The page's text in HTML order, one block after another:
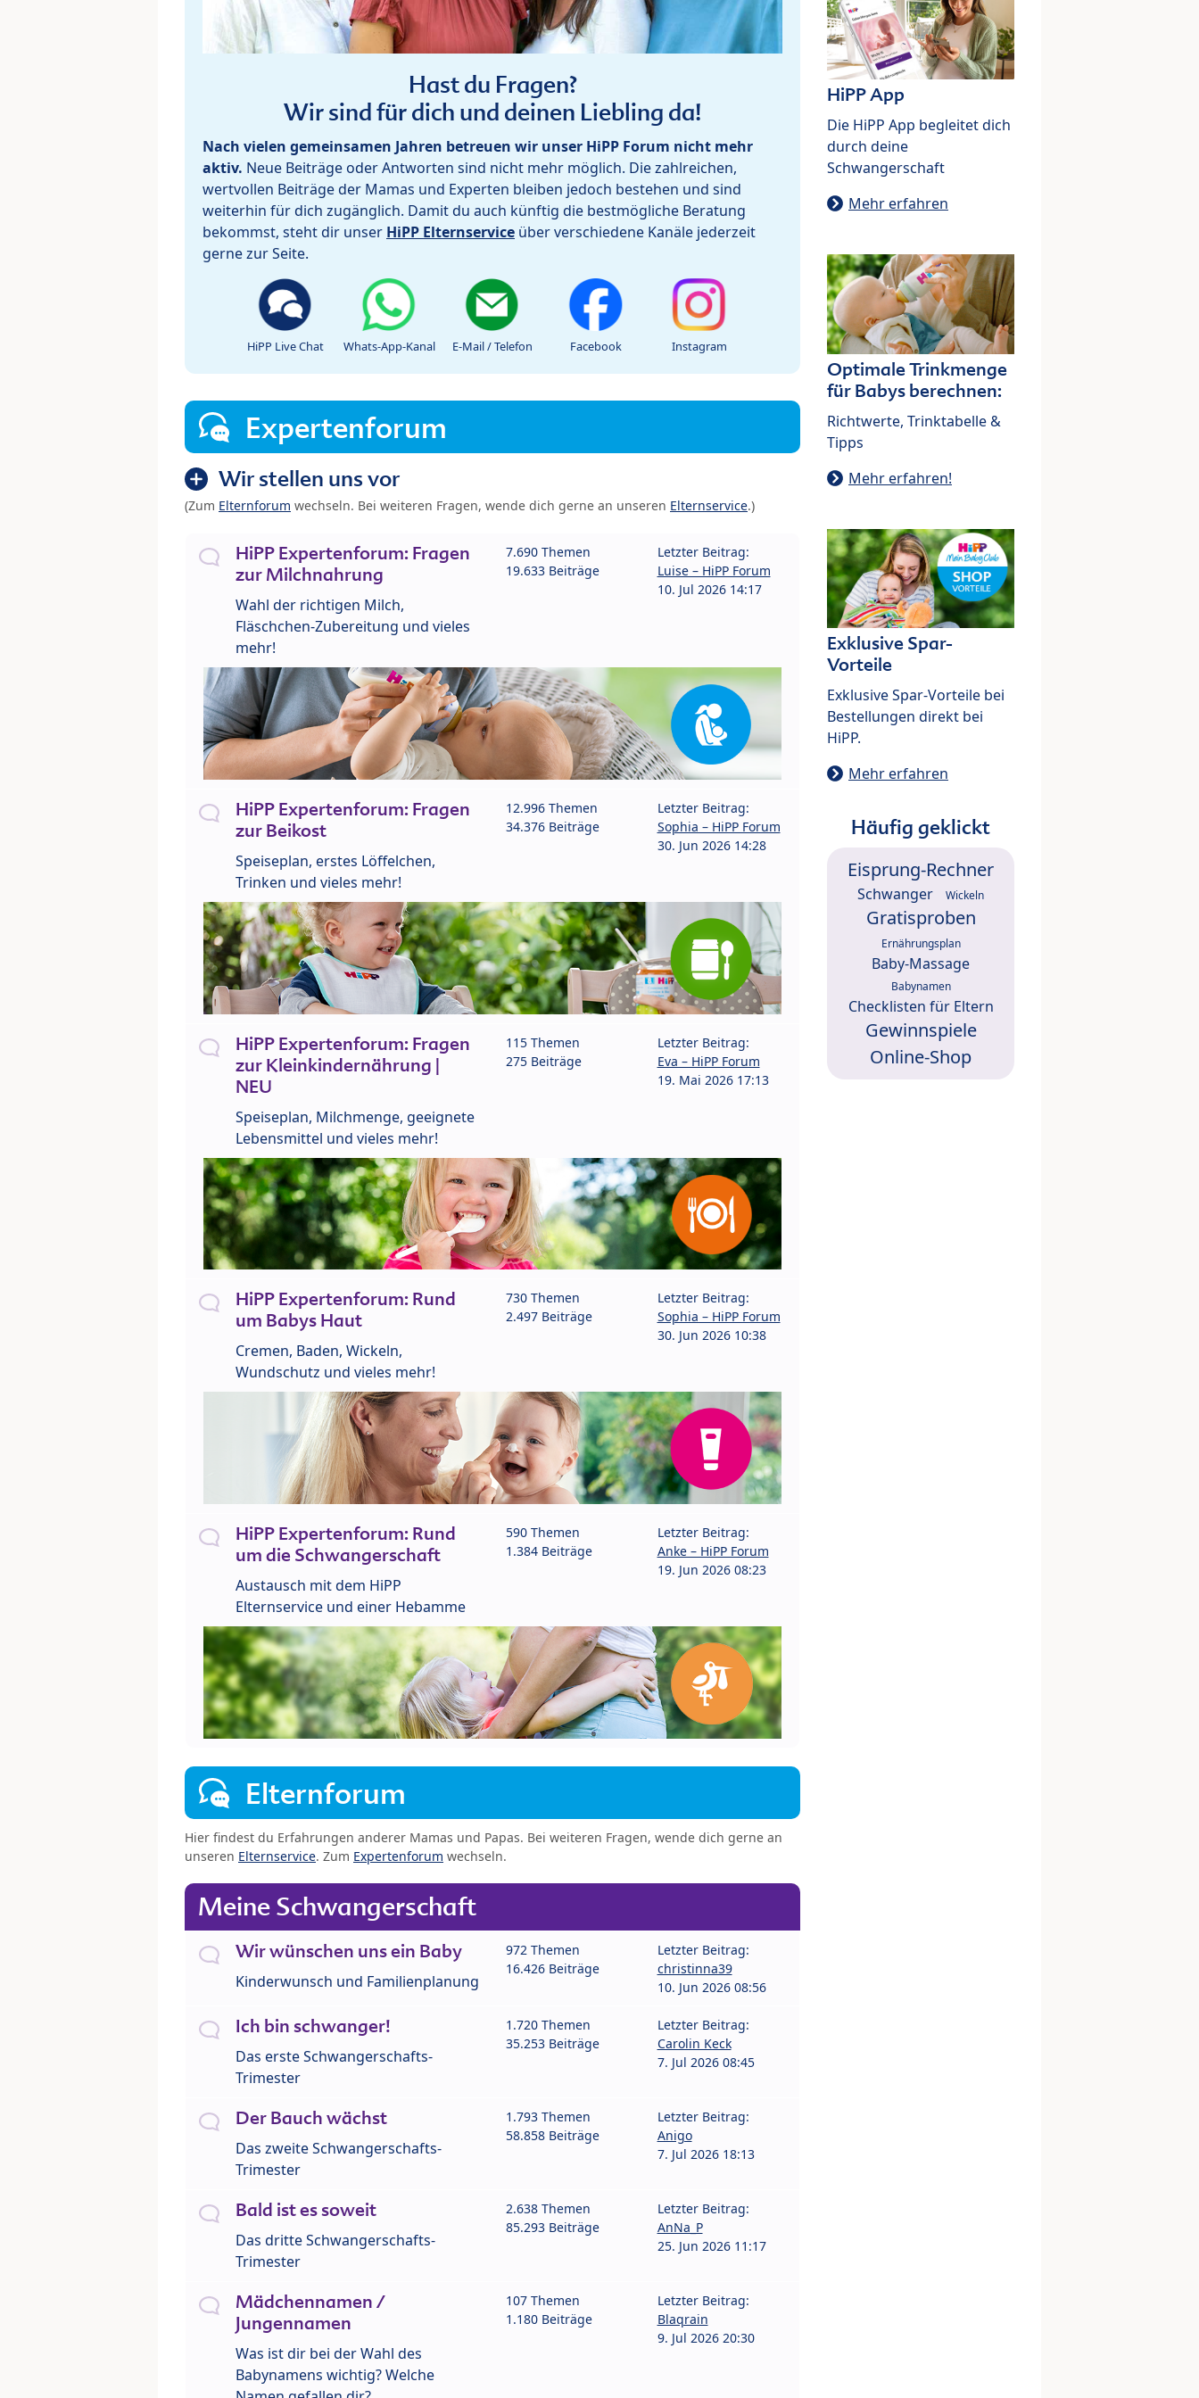
Hast du Fragen?
Wir sind für dich und deinen Liebling da!
Nach vielen gemeinsamen Jahren betreuen wir unser HiPP Forum nicht mehr
aktiv. Neue Beiträge oder Antworten sind nicht mehr möglich. Die zahlreichen,
wertvollen Beiträge der Mamas und Experten bleiben jedoch bestehen und sind
weiterhin für dich zugänglich. Damit du auch künftig die bestmögliche Beratung
bekommst, steht dir unser HiPP Elternservice über verschiedene Kanäle jederzeit
gerne zur Seite.
HiPP Live Chat Whats-App-Kanal E-Mail / Telefon Facebook Instagram
Expertenforum
Wir stellen uns vor
(Zum Elternforum wechseln. Bei weiteren Fragen, wende dich gerne an unseren Elternservice.)
HiPP Expertenforum: Fragen
zur Milchnahrung
Wahl der richtigen Milch,
Fläschchen-Zubereitung und vieles
mehr!
7.690 Themen
19.633 Beiträge
Letzter Beitrag:
Luise – HiPP Forum
10. Jul 2026 14:17
HiPP Expertenforum: Fragen
zur Beikost
Speiseplan, erstes Löffelchen,
Trinken und vieles mehr!
12.996 Themen
34.376 Beiträge
Letzter Beitrag:
Sophia – HiPP Forum
30. Jun 2026 14:28
HiPP Expertenforum: Fragen
zur Kleinkindernährung |
NEU
Speiseplan, Milchmenge, geeignete
Lebensmittel und vieles mehr!
115 Themen
275 Beiträge
Letzter Beitrag:
Eva – HiPP Forum
19. Mai 2026 17:13
HiPP Expertenforum: Rund
um Babys Haut
Cremen, Baden, Wickeln,
Wundschutz und vieles mehr!
730 Themen
2.497 Beiträge
Letzter Beitrag:
Sophia – HiPP Forum
30. Jun 2026 10:38
HiPP Expertenforum: Rund
um die Schwangerschaft
Austausch mit dem HiPP
Elternservice und einer Hebamme
590 Themen
1.384 Beiträge
Letzter Beitrag:
Anke – HiPP Forum
19. Jun 2026 08:23
Elternforum
Hier findest du Erfahrungen anderer Mamas und Papas. Bei weiteren Fragen, wende dich gerne an
unseren Elternservice. Zum Expertenforum wechseln.
Meine Schwangerschaft
Wir wünschen uns ein Baby
Kinderwunsch und Familienplanung
972 Themen
16.426 Beiträge
Letzter Beitrag:
christinna39
10. Jun 2026 08:56
Ich bin schwanger!
Das erste Schwangerschafts-
Trimester
1.720 Themen
35.253 Beiträge
Letzter Beitrag:
Carolin Keck
7. Jul 2026 08:45
Der Bauch wächst
Das zweite Schwangerschafts-
Trimester
1.793 Themen
58.858 Beiträge
Letzter Beitrag:
Anigo
7. Jul 2026 18:13
Bald ist es soweit
Das dritte Schwangerschafts-
Trimester
2.638 Themen
85.293 Beiträge
Letzter Beitrag:
AnNa_P
25. Jun 2026 11:17
Mädchennamen /
Jungennamen
Was ist dir bei der Wahl des
Babynamens wichtig? Welche
107 Themen
1.180 Beiträge
Letzter Beitrag:
Blaqrain
9. Jul 2026 20:30
HiPP App
Die HiPP App begleitet dich
durch deine
Schwangerschaft
Mehr erfahren
Optimale Trinkmenge
für Babys berechnen:
Richtwerte, Trinktabelle &
Tipps
Mehr erfahren!
Exklusive Spar-
Vorteile
Exklusive Spar-Vorteile bei
Bestellungen direkt bei
HiPP.
Mehr erfahren
Häufig geklickt
Eisprung-Rechner
Schwanger Wickeln
Gratisproben
Ernährungsplan
Baby-Massage
Babynamen
Checklisten für Eltern
Gewinnspiele
Online-Shop